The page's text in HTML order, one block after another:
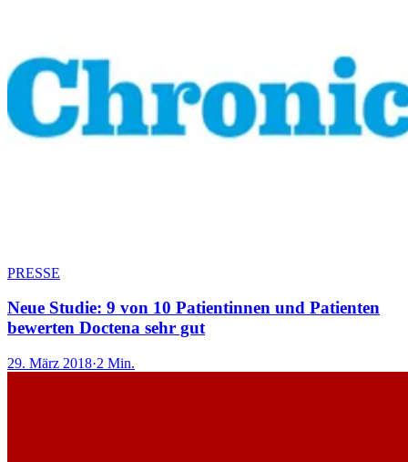
PRESSE
Neue Studie: 9 von 10 Patientinnen und Patienten
bewerten Doctena sehr gut
29. März 2018·2 Min.